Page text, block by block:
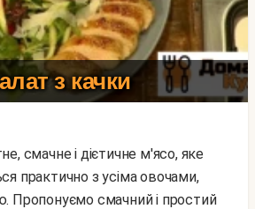
з качки
практично з усіма овочами,
Пропонуємо смачний і простий